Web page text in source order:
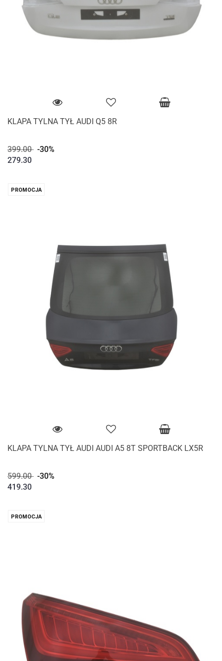
KLAPA TYLNA TYŁ AUDI Q5 8R
399.00 -30%
279.30
PROMOCJA
KLAPA TYLNA TYŁ AUDI AUDI A5 8T SPORTBACK LX5R
599.00 -30%
419.30
PROMOCJA